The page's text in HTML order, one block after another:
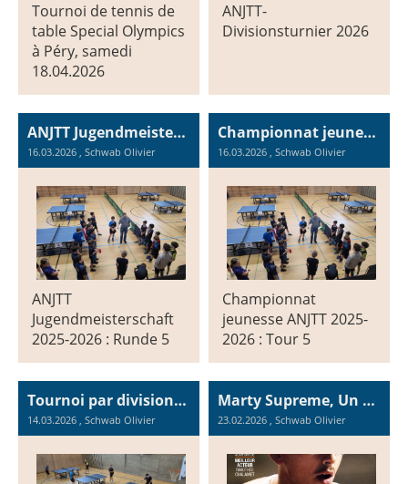
Tournoi de tennis de
table Special Olympics
à Péry, samedi
18.04.2026
ANJTT-
Divisionsturnier 2026
ANJTT Jugendmeisterschaft 2025-2026 : Runde 5
16.03.2026 , Schwab Olivier
ANJTT
Jugendmeisterschaft
2025-2026 : Runde 5
Championnat jeunesse ANJTT 2025-2026 : Tour 5
16.03.2026 , Schwab Olivier
Championnat
jeunesse ANJTT 2025-
2026 : Tour 5
Tournoi par divisions ANJTT 2026
14.03.2026 , Schwab Olivier
Marty Supreme, Un film et une action de STT / Ein Film und eine Aktion von STT
23.02.2026 , Schwab Olivier